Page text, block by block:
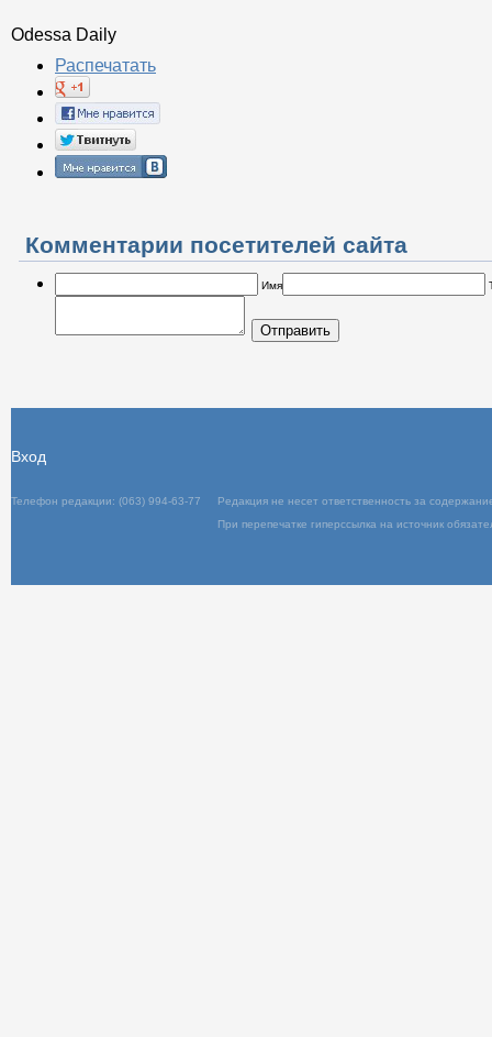
Odessa Daily
Распечатать
Комментарии посетителей сайта
Имя
Отправить
Телефон редакции: (063) 994-63-77
При